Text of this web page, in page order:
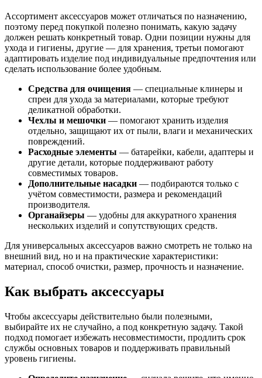
Ассортимент аксессуаров может отличаться по назначению,
поэтому перед покупкой полезно понимать, какую задачу
должен решать конкретный товар. Одни позиции нужны для
ухода и гигиены, другие — для хранения, третьи помогают
адаптировать изделие под индивидуальные предпочтения или
сделать использование более удобным.
Средства для очищения — специальные клинеры и
спреи для ухода за материалами, которые требуют
деликатной обработки.
Чехлы и мешочки — помогают хранить изделия
отдельно, защищают их от пыли, влаги и механических
повреждений.
Расходные элементы — батарейки, кабели, адаптеры и
другие детали, которые поддерживают работу
совместимых товаров.
Дополнительные насадки — подбираются только с
учётом совместимости, размера и рекомендаций
производителя.
Органайзеры — удобны для аккуратного хранения
нескольких изделий и сопутствующих средств.
Для универсальных аксессуаров важно смотреть не только на
внешний вид, но и на практические характеристики:
материал, способ очистки, размер, прочность и назначение.
Как выбрать аксессуары
Чтобы аксессуары действительно были полезными,
выбирайте их не случайно, а под конкретную задачу. Такой
подход помогает избежать несовместимости, продлить срок
службы основных товаров и поддерживать правильный
уровень гигиены.